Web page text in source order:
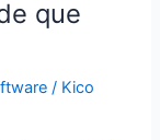
que
/ Kico